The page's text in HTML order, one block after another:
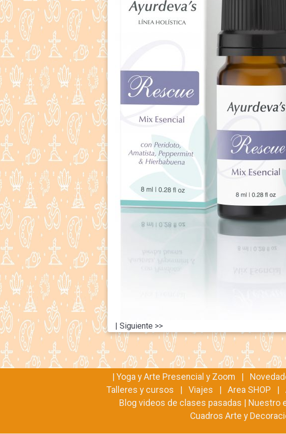
| Siguiente >>
Yoga y Arte Presencial y Zoom
Talleres y cursos
Viajes Area SHOP
Blog videos de clases pasadas
Nuestro
Cuadros Arte y